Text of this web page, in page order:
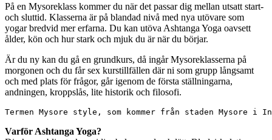
På en Mysoreklass kommer du när det passar dig mellan utsatt start-
och sluttid. Klasserna är på blandad nivå med nya utövare som
yogar bredvid mer erfarna. Du kan utöva Ashtanga Yoga oavsett
ålder, kön och hur stark och mjuk du är när du börjar.
Är du ny kan du gå en grundkurs, då ingår Mysoreklasserna på
morgonen och du får sex kurstillfällen där ni som grupp långsamt
och med plats för frågor, går igenom de första ställningarna,
andningen, kroppslås, lite historik och filosofi.
Termen Mysore style, som kommer från staden
Varför Ashtanga Yoga?